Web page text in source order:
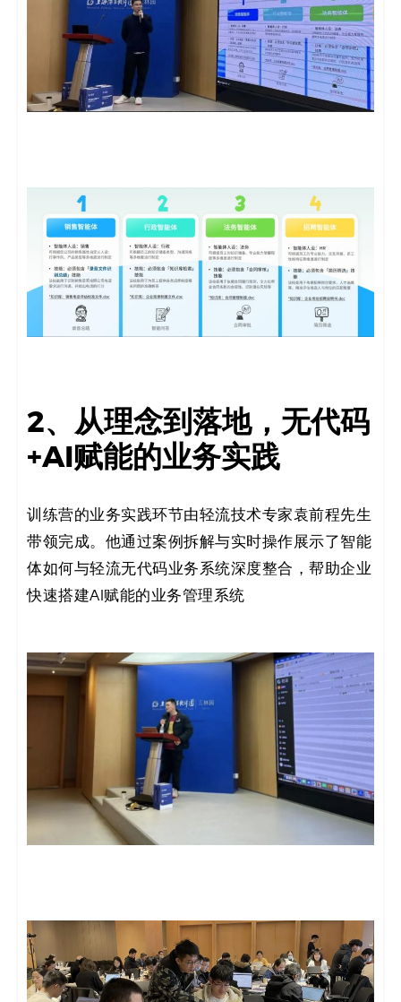
2、从理念到落地，无代码
+AI赋能的业务实践
训练营的业务实践环节由轻流技术专家袁前程先生
带领完成。他通过案例拆解与实时操作展示了智能
体如何与轻流无代码业务系统深度整合，帮助企业
快速搭建AI赋能的业务管理系统